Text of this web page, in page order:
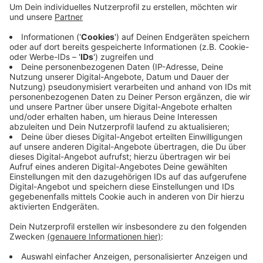
In der vergangenen Nacht war im Gewerbegebiet
Dreischkamp am Lübbesmeyerweg das Führerhaus
eines LKW vollständig ausgebrannt. 30
Feuerwehrleute waren im Einsatz. Niemand wurde
verletzt. Gegen 1.10 Uhr meldete ein Zeuge das Feuer.
Die Polizei hofft auf weitere Hinweise von Zeugen. Sie
melden sich bitte in Coesfeld bunter 02541-140.
Anzeige